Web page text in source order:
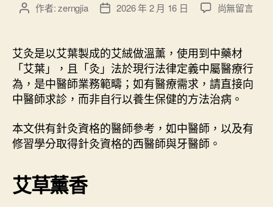
栽
文
者
作者:zerngjia
文
佈
日
期
2026 年 2 月 16 日
在
灸
法
〉
中
尚無留言
艾灸是以艾葉製成的艾絨做溫薰，使用到中藥材
「艾葉」，且「灸」法於現行法律定義中屬醫療行
為，是中醫師業務範疇；如有醫療需求，請直接向
中醫師求診，而非自行以養生保健的方法治病。
本文供有針灸資格的醫師參考，如中醫師，以及有
修習學分取得針灸資格的西醫師與牙醫師。
艾草薰香